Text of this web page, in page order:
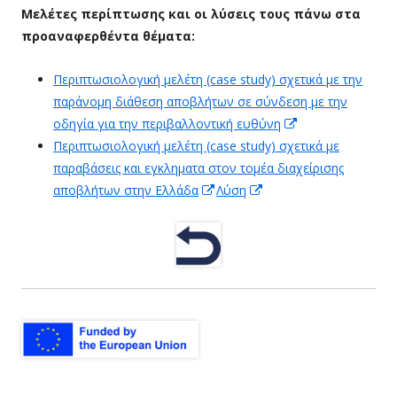
Fenster
Μελέτες περίπτωσης και οι λύσεις τους πάνω στα
προαναφερθέντα θέματα:
Περιπτωσιολογική μελέτη (case study) σχετικά με την
παράνομη διάθεση αποβλήτων σε σύνδεση με την
οδηγία για την περιβαλλοντική ευθύνη
neuem
Fenster
Περιπτωσιολογική μελέτη (case study) σχετικά με
παραβάσεις και εγκληματα στον τομέα διαχείρισης
αποβλήτων στην Ελλάδα
In
Fenster
öffnen
Λύση